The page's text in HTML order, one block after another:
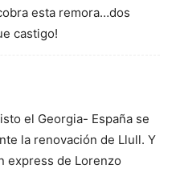
esta remora…dos
castigo!
el Georgia- España se
la renovación de Llull. Y
express de Lorenzo